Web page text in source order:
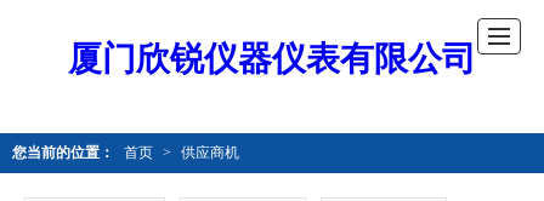
厦门欣锐仪器仪表有限公司
您当前的位置： 首页 > 供应商机